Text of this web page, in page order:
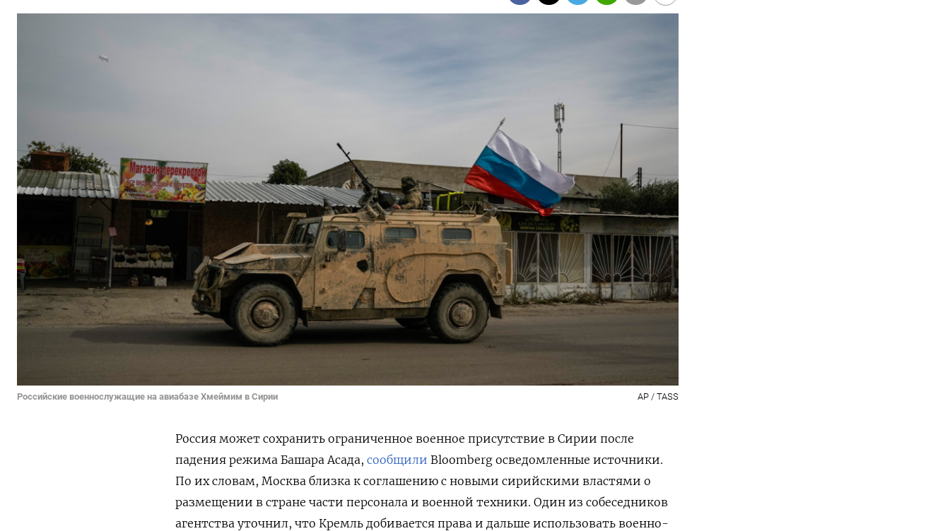
Российские военнослужащие на авиабазе ​​Хмеймим в Сирии AP / TASS
Россия может сохранить ограниченное военное присутствие в Сирии после
падения режима Башара Асада, сообщили Bloomberg осведомленные источники.
По их словам, Москва близка к соглашению с новыми сирийскими властями о
размещении в стране части персонала и военной техники. Один из собеседников
агентства уточнил, что Кремль добивается права и дальше использовать военно-